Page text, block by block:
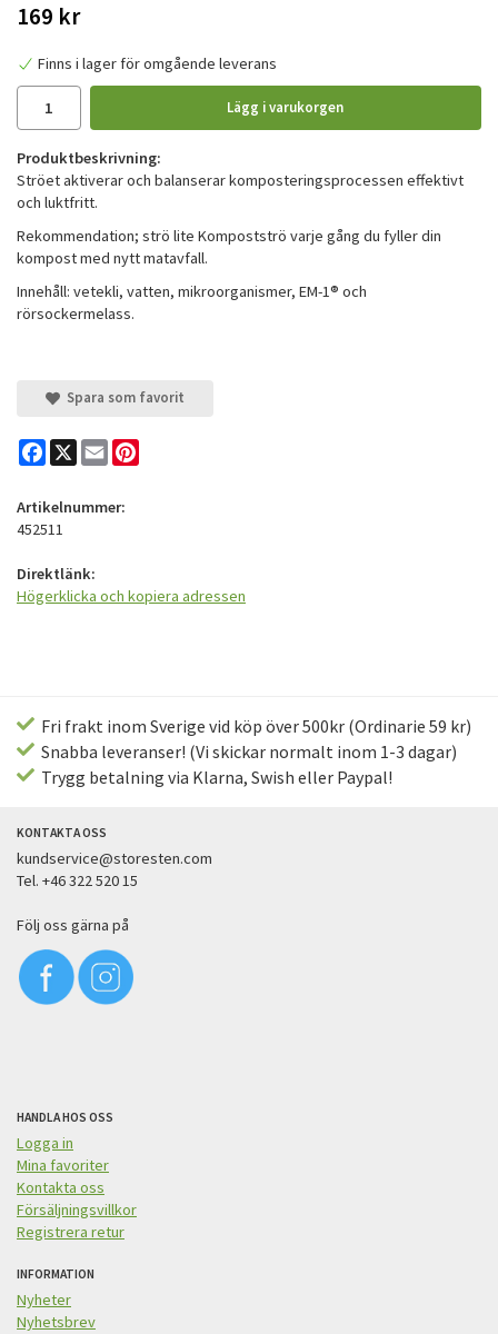
169 kr
Finns i lager för omgående leverans
Lägg i varukorgen
Produktbeskrivning:
Ströet aktiverar och balanserar komposteringsprocessen effektivt
och luktfritt.
Rekommendation; strö lite Kompostströ varje gång du fyller din
kompost med nytt matavfall.
Innehåll: vetekli, vatten, mikroorganismer, EM-1® och
rörsockermelass.
Spara som favorit
Facebook
X Email
Artikelnummer:
452511
Direktlänk:
Högerklicka och kopiera adressen
Fri frakt inom Sverige vid köp över 500kr (Ordinarie 59 kr)
Snabba leveranser! (Vi skickar normalt inom 1-3 dagar)
Trygg betalning via Klarna, Swish eller Paypal!
KONTAKTA OSS
kundservice@storesten.com
Tel. +46 322 520 15
Följ oss gärna på
HANDLA HOS OSS
Logga in
Mina favoriter
Kontakta oss
Försäljningsvillkor
Registrera retur
INFORMATION
Nyheter
Nyhetsbrev